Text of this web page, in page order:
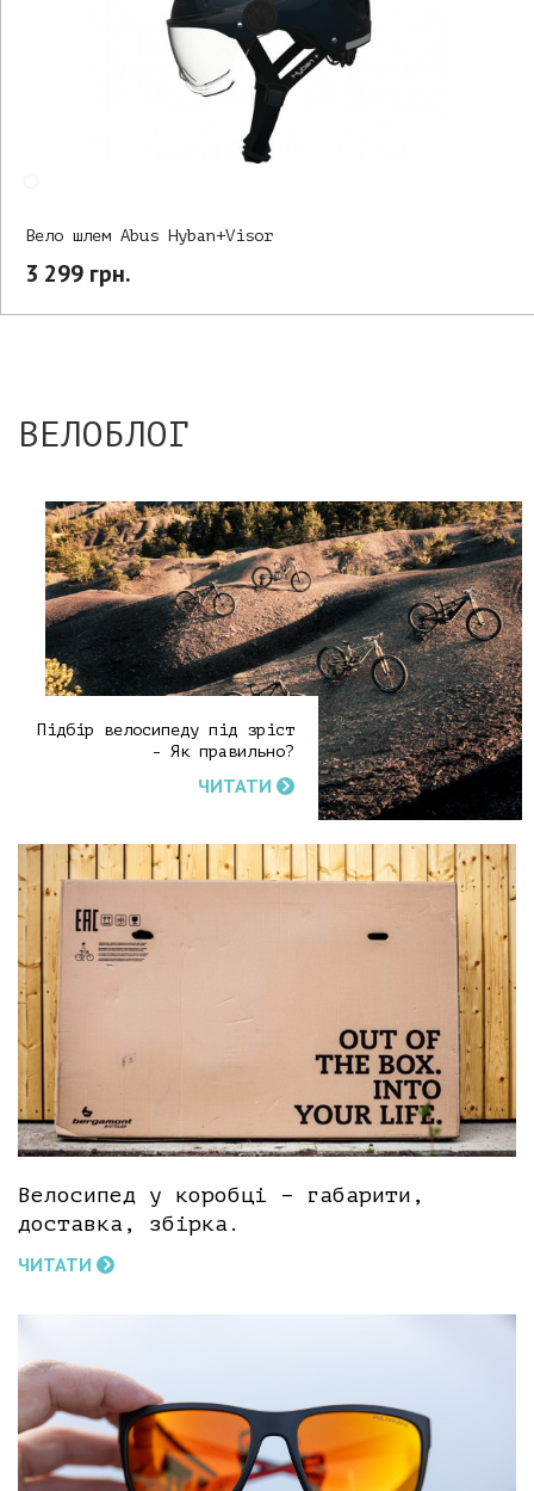
Вело шлем Abus Hyban+Visor
3 299 грн.
ВЕЛОБЛОГ
Підбір велосипеду під зріст
- Як правильно?
ЧИТАТИ
Велосипед у коробці – габарити,
доставка, збірка.
ЧИТАТИ